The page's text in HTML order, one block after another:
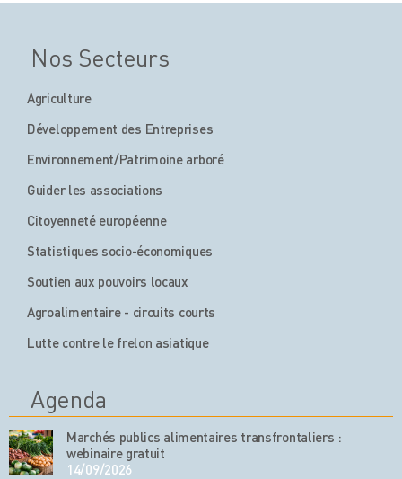
Nos Secteurs
Agriculture
Développement des Entreprises
Environnement/Patrimoine arboré
Guider les associations
Citoyenneté européenne
Statistiques socio-économiques
Soutien aux pouvoirs locaux
Agroalimentaire - circuits courts
Lutte contre le frelon asiatique
Agenda
Marchés publics alimentaires transfrontaliers :
webinaire gratuit
14/09/2026